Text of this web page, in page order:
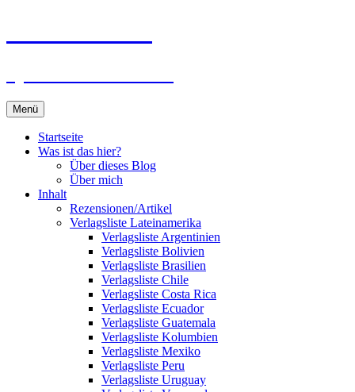
Menü
Startseite
Was ist das hier?
Über dieses Blog
Über mich
Inhalt
Rezensionen/Artikel
Verlagsliste Lateinamerika
Verlagsliste Argentinien
Verlagsliste Bolivien
Verlagsliste Brasilien
Verlagsliste Chile
Verlagsliste Costa Rica
Verlagsliste Ecuador
Verlagsliste Guatemala
Verlagsliste Kolumbien
Verlagsliste Mexiko
Verlagsliste Peru
Verlagsliste Uruguay